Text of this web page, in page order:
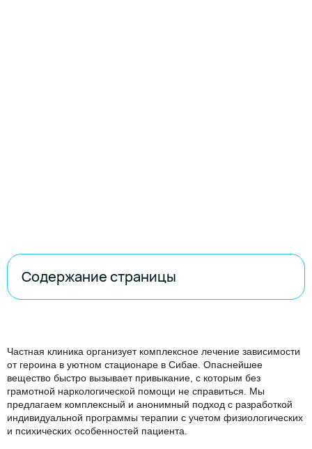
Содержание страницы
Частная клиника организует комплексное лечение зависимости
от героина в уютном стационаре в Сибае. Опаснейшее
вещество быстро вызывает привыкание, с которым без
грамотной наркологической помощи не справиться. Мы
предлагаем комплексный и анонимный подход с разработкой
индивидуальной программы терапии с учетом физиологических
и психических особенностей пациента.